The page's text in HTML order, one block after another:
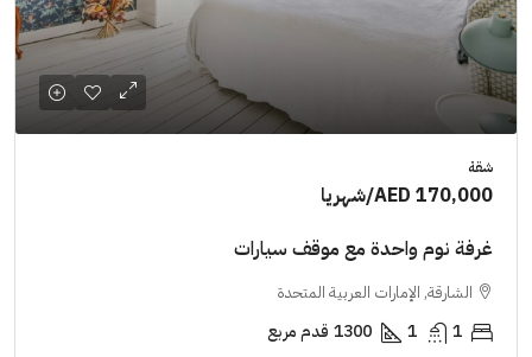
شقة
AED 170,000/شهريا
غرفة نوم واحدة مع موقف سيارات
الشارقة, الإمارات العربية المتحدة
1
1
1300 قدم مربع